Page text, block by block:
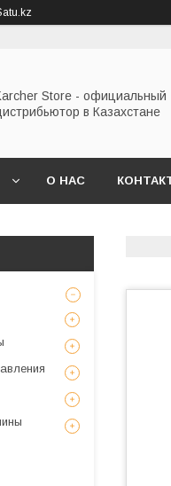
Store - официальный
в Казахстане
О НАС